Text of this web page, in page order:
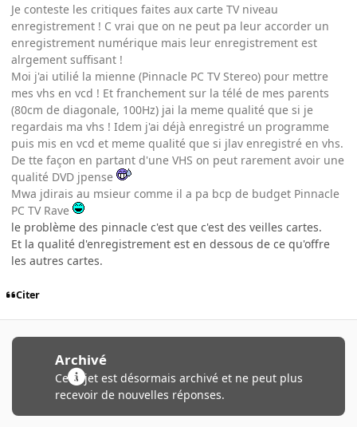
Je conteste les critiques faites aux carte TV niveau
enregistrement ! C vrai que on ne peut pa leur accorder un
enregistrement numérique mais leur enregistrement est
alrgement suffisant !
Moi j'ai utilié la mienne (Pinnacle PC TV Stereo) pour mettre
mes vhs en vcd ! Et franchement sur la télé de mes parents
(80cm de diagonale, 100Hz) jai la meme qualité que si je
regardais ma vhs ! Idem j'ai déjà enregistré un programme
puis mis en vcd et meme qualité que si jlav enregistré en vhs.
De tte façon en partant d'une VHS on peut rarement avoir une
qualité DVD jpense
Mwa jdirais au msieur comme il a pa bcp de budget Pinnacle
PC TV Rave
le problème des pinnacle c'est que c'est des veilles cartes.
Et la qualité d'enregistrement est en dessous de ce qu'offre
les autres cartes.
Citer
Archivé
Ce sujet est désormais archivé et ne peut plus
recevoir de nouvelles réponses.